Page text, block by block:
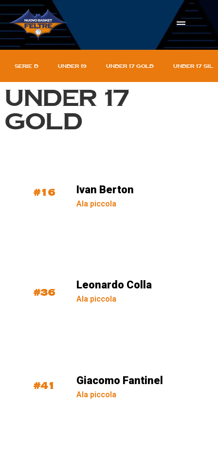
Serie D Under 19 Under 17 gold Under 17
Under 17
gold
#16 Ivan Berton
Ala piccola
#36
Leonardo Colla
Ala piccola
#41 Giacomo Fantinel
Ala piccola